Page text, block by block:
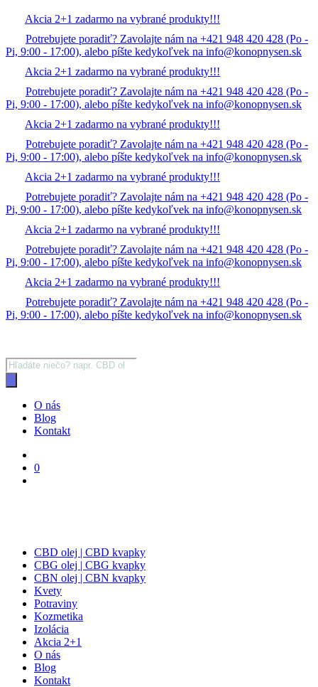
Akcia 2+1 zadarmo na vybrané produkty!!!
Potrebujete poradiť? Zavolajte nám na +421 948 420 428 (Po -
Pi, 9:00 - 17:00), alebo píšte kedykoľvek na info@konopnysen.sk
Akcia 2+1 zadarmo na vybrané produkty!!!
Potrebujete poradiť? Zavolajte nám na +421 948 420 428 (Po -
Pi, 9:00 - 17:00), alebo píšte kedykoľvek na info@konopnysen.sk
Akcia 2+1 zadarmo na vybrané produkty!!!
Potrebujete poradiť? Zavolajte nám na +421 948 420 428 (Po -
Pi, 9:00 - 17:00), alebo píšte kedykoľvek na info@konopnysen.sk
Akcia 2+1 zadarmo na vybrané produkty!!!
Potrebujete poradiť? Zavolajte nám na +421 948 420 428 (Po -
Pi, 9:00 - 17:00), alebo píšte kedykoľvek na info@konopnysen.sk
Akcia 2+1 zadarmo na vybrané produkty!!!
Potrebujete poradiť? Zavolajte nám na +421 948 420 428 (Po -
Pi, 9:00 - 17:00), alebo píšte kedykoľvek na info@konopnysen.sk
Akcia 2+1 zadarmo na vybrané produkty!!!
Potrebujete poradiť? Zavolajte nám na +421 948 420 428 (Po -
Pi, 9:00 - 17:00), alebo píšte kedykoľvek na info@konopnysen.sk
Products
search
O nás
Blog
Kontakt
0
CBD olej | CBD kvapky
CBG olej | CBG kvapky
CBN olej | CBN kvapky
Kvety
Potraviny
Kozmetika
Izolácia
Akcia 2+1
O nás
Blog
Kontakt